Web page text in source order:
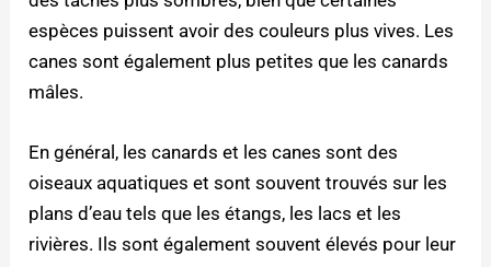
espèces puissent avoir des couleurs plus vives. Les
canes sont également plus petites que les canards
mâles.
En général, les canards et les canes sont des
oiseaux aquatiques et sont souvent trouvés sur les
plans d’eau tels que les étangs, les lacs et les
rivières. Ils sont également souvent élevés pour leur